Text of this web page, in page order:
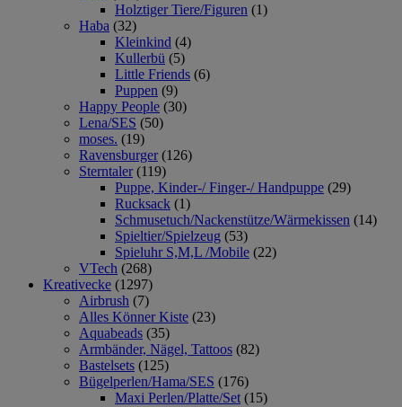
Holztiger Tiere/Figuren (1)
Haba (32)
Kleinkind (4)
Kullerbü (5)
Little Friends (6)
Puppen (9)
Happy People (30)
Lena/SES (50)
moses. (19)
Ravensburger (126)
Sterntaler (119)
Puppe, Kinder-/ Finger-/ Handpuppe (29)
Rucksack (1)
Schmusetuch/Nackenstütze/Wärmekissen (14)
Spieltier/Spielzeug (53)
Spieluhr S,M,L /Mobile (22)
VTech (268)
Kreativecke (1297)
Airbrush (7)
Alles Könner Kiste (23)
Aquabeads (35)
Armbänder, Nägel, Tattoos (82)
Bastelsets (125)
Bügelperlen/Hama/SES (176)
Maxi Perlen/Platte/Set (15)